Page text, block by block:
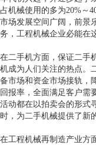
占机械使用的多为20%～
市场发展空间广阔，前景
务，工程机械企业必能在
在二手机方面，保证二手
机成为人们关注的热点。
备市场和资金市场接轨，
回报率，全面满足客户需
活动都在以拍卖会的形式
时，为二手机械提供了新
在工程机械再制造产业方